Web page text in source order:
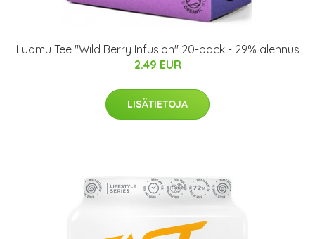
Luomu Tee "Wild Berry Infusion" 20-pack - 29% alennus
2.49 EUR
LISÄTIETOJA